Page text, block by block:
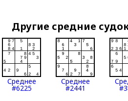
Другие средние
Среднее
#6225
Среднее
#2441